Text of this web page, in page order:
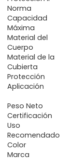
Norma
Capacidad
Máxima
Material del
Cuerpo
Material de la
Cubierta
Protección
Aplicación
Peso Neto
Certificación
Uso
Recomendado
Color
Marca